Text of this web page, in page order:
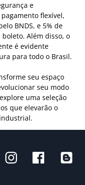
e
flexível,
BNDS, e 5% de
Além disso, o
é evidente
para todo o Brasil.
seu espaço
seu modo
uma seleção
que elevarão o